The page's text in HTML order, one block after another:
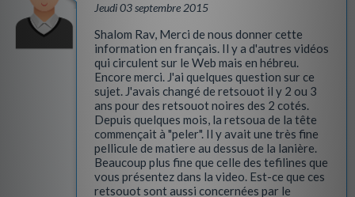
Jeudi 03 septembre 2015
Shalom Rav, Merci de nous donner cette
information en français. Il y a d'autres vidéos
qui circulent sur le Web mais en hébreu.
Encore merci. J'ai quelques question sur ce
sujet. J'avais changé de retsouot il y 2 ou 3
ans pour des retsouot noires des 2 cotés.
Depuis quelques mois, la retsoua de la tête
commençait à "peler". Il y avait une très fine
pellicule de matiere au dessus de la lanière.
Beaucoup plus fine que celle des tefilines que
vous présentez dans la video. Est-ce que ces
retsouot sont aussi concernées par le